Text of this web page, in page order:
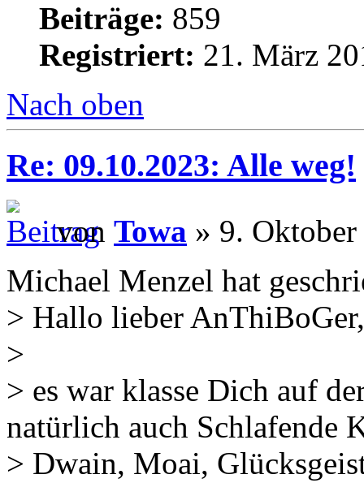
Beiträge: 859
Registriert: 21. März
Nach oben
Re: 09.10.2023: Alle weg!
von Towa » 9.
Michael Menzel hat
> Hallo lieber AnThiBoGer,
>
> es war klasse Dich auf
natürlich auch Schlafende
> Dwain, Moai,